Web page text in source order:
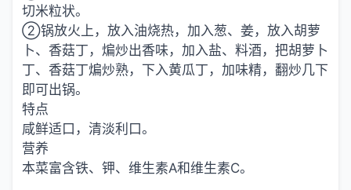
切米粒状。
②锅放火上，放入油烧热，加入葱、姜，放入胡萝
卜、香菇丁，煸炒出香味，加入盐、料酒，把胡萝卜
丁、香菇丁煸炒熟，下入黄瓜丁，加味精，翻炒几下
即可出锅。
特点
咸鲜适口，清淡利口。
营养
本菜富含铁、钾、维生素A和维生素C。